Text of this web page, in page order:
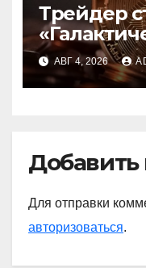
Трейдер
Circle,
АВГ 4, 2026
Для отправки
авторизоваться.